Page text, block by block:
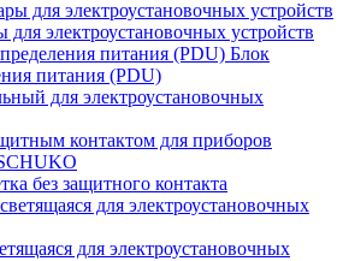
для электроустановочных устройств
Блок
питания (PDU)
для электроустановочных
контактом для приборов
без защитного контакта
для электроустановочных